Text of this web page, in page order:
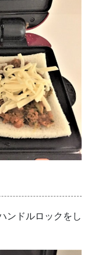
ンドルロックをし